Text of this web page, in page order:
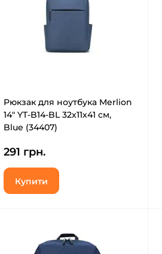
Рюкзак для ноутбука Merlion
14" YT-B14-BL 32х11х41 см,
Blue (34407)
291 грн.
Купити